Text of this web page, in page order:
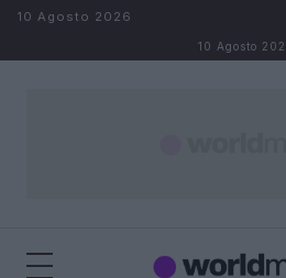
Salta al contenuto
10 Agosto 2026
10 Agosto